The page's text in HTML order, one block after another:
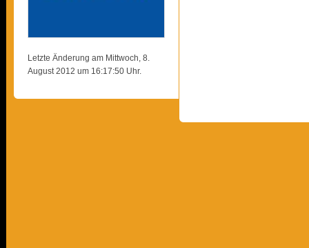
Letzte Änderung am Mittwoch, 8.
August 2012 um 16:17:50 Uhr.